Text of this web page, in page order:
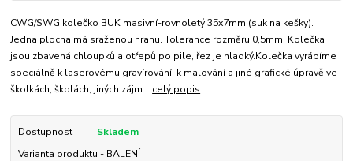
CWG/SWG kolečko BUK masivní-rovnoletý 35x7mm (suk na kešky).
Jedna plocha má sraženou hranu. Tolerance rozměru 0,5mm. Kolečka
jsou zbavená chloupků a otřepů po pile, řez je hladký.Kolečka vyrábíme
speciálně k laserovému gravírování, k malování a jiné grafické úpravě ve
školkách, školách, jiných zájm... celý popis
Dostupnost
Skladem
Varianta produktu - BALENÍ